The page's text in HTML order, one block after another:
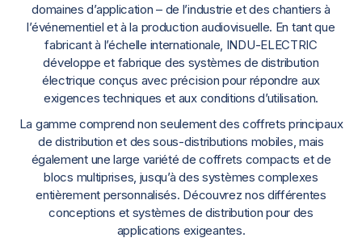
domaines d’application – de l’industrie et des chantiers à
l’événementiel et à la production audiovisuelle. En tant que
fabricant à l’échelle internationale, INDU-ELECTRIC
développe et fabrique des systèmes de distribution
électrique conçus avec précision pour répondre aux
exigences techniques et aux conditions d’utilisation.
La gamme comprend non seulement des coffrets principaux
de distribution et des sous-distributions mobiles, mais
également une large variété de coffrets compacts et de
blocs multiprises, jusqu’à des systèmes complexes
entièrement personnalisés. Découvrez nos différentes
conceptions et systèmes de distribution pour des
applications exigeantes.